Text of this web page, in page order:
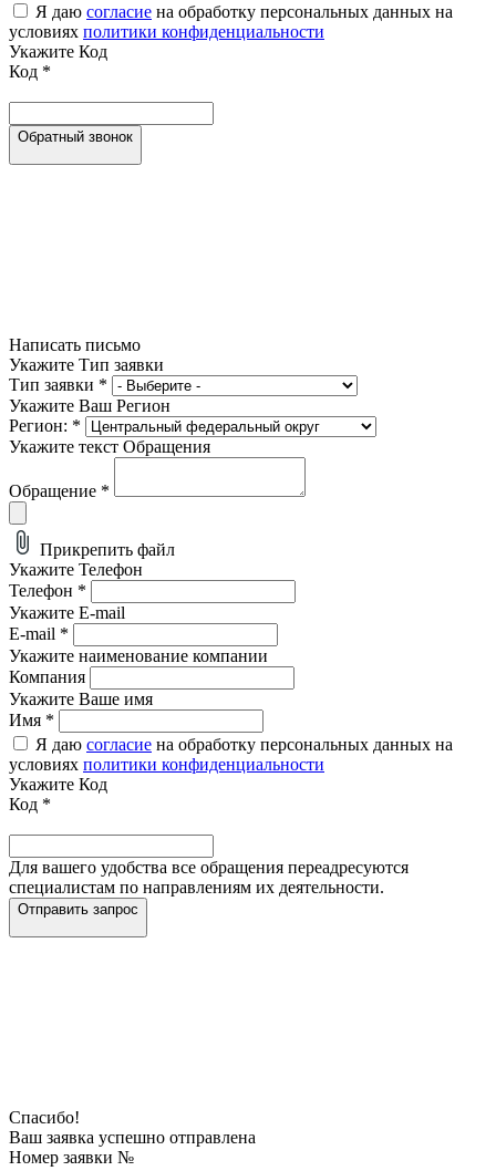
Я даю согласие на обработку персональных данных на
условиях политики конфиденциальности
Укажите Код
Код *
Обратный звонок
Написать письмо
Укажите Тип заявки
Тип заявки *
Укажите Ваш Регион
Регион: *
Укажите текст Обращения
Обращение *
Прикрепить файл
Укажите Телефон
Телефон *
Укажите E-mail
E-mail *
Укажите наименование компании
Компания
Укажите Ваше имя
Имя *
Я даю согласие на обработку персональных данных на
условиях политики конфиденциальности
Укажите Код
Код *
Для вашего удобства все обращения переадресуются
специалистам по направлениям их деятельности.
Отправить запрос
Спасибо!
Ваш заявка успешно отправлена
Номер заявки №